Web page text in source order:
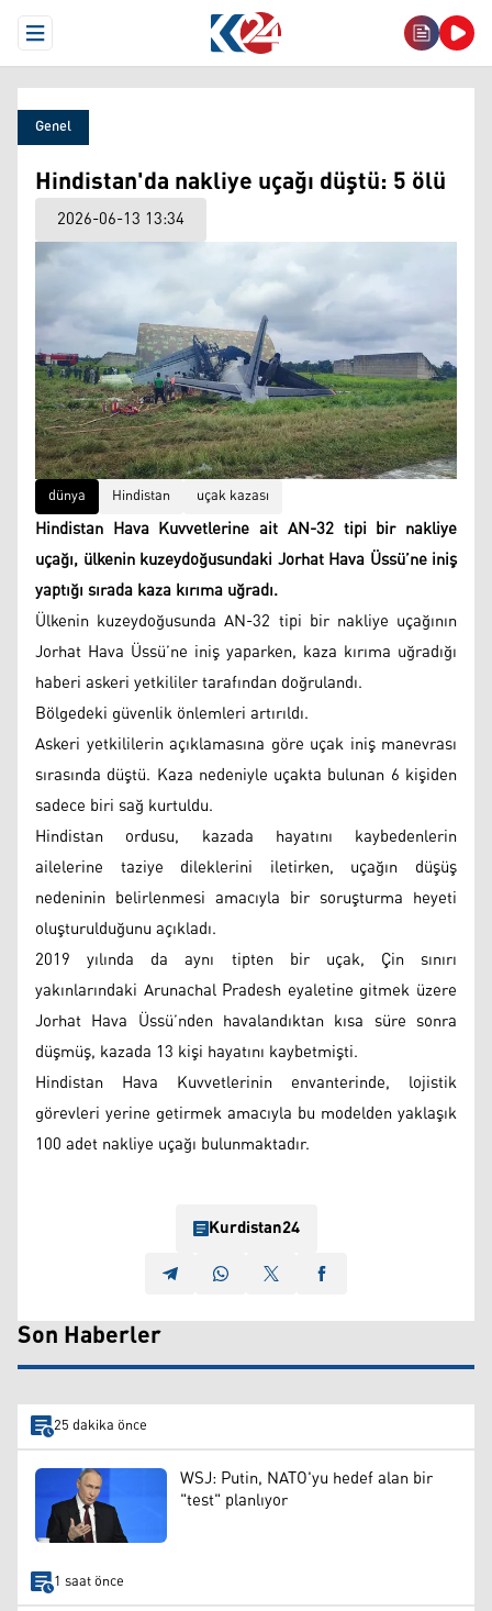
Open Menu
Genel
Hindistan'da nakliye uçağı düştü: 5 ölü
2026-06-13 13:34
dünya Hindistan uçak kazası
Hindistan Hava Kuvvetlerine ait AN-32 tipi bir nakliye
uçağı, ülkenin kuzeydoğusundaki Jorhat Hava Üssü’ne iniş
yaptığı sırada kaza kırıma uğradı.
Ülkenin kuzeydoğusunda AN-32 tipi bir nakliye uçağının
Jorhat Hava Üssü’ne iniş yaparken, kaza kırıma uğradığı
haberi askeri yetkililer tarafından doğrulandı.
Bölgedeki güvenlik önlemleri artırıldı.
Askeri yetkililerin açıklamasına göre uçak iniş manevrası
sırasında düştü. Kaza nedeniyle uçakta bulunan 6 kişiden
sadece biri sağ kurtuldu.
Hindistan ordusu, kazada hayatını kaybedenlerin
ailelerine taziye dileklerini iletirken, uçağın düşüş
nedeninin belirlenmesi amacıyla bir soruşturma heyeti
oluşturulduğunu açıkladı.
2019 yılında da aynı tipten bir uçak, Çin sınırı
yakınlarındaki Arunachal Pradesh eyaletine gitmek üzere
Jorhat Hava Üssü’nden havalandıktan kısa süre sonra
düşmüş, kazada 13 kişi hayatını kaybetmişti.
Hindistan Hava Kuvvetlerinin envanterinde, lojistik
görevleri yerine getirmek amacıyla bu modelden yaklaşık
100 adet nakliye uçağı bulunmaktadır.
Kurdistan24
Son Haberler
25 dakika önce
WSJ: Putin, NATO'yu hedef alan bir
"test" planlıyor
1 saat önce